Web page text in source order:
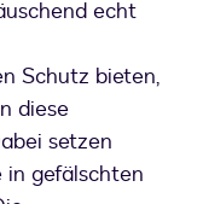
echt
Schutz bieten,
diese
setzen
gefälschten